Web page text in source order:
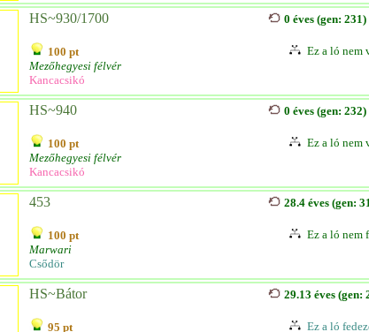
HS~930/1700
100 pt
Mezőhegyesi félvér
Kancacsikó
0 éves (gen: 231)
Ez a ló nem
HS~940
100 pt
Mezőhegyesi félvér
Kancacsikó
0 éves (gen: 232)
Ez a ló nem
453
100 pt
Marwari
Csődör
28.4 éves (gen:
Ez a ló nem
HS~Bátor
95 pt
29.13 éves (gen:
Ez a ló